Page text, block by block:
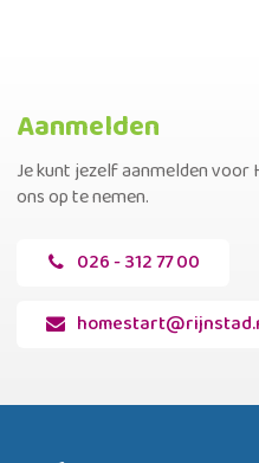
Aanmelden
Je kunt jezelf aanmelden
ons op te nemen.
026 - 312 77 00